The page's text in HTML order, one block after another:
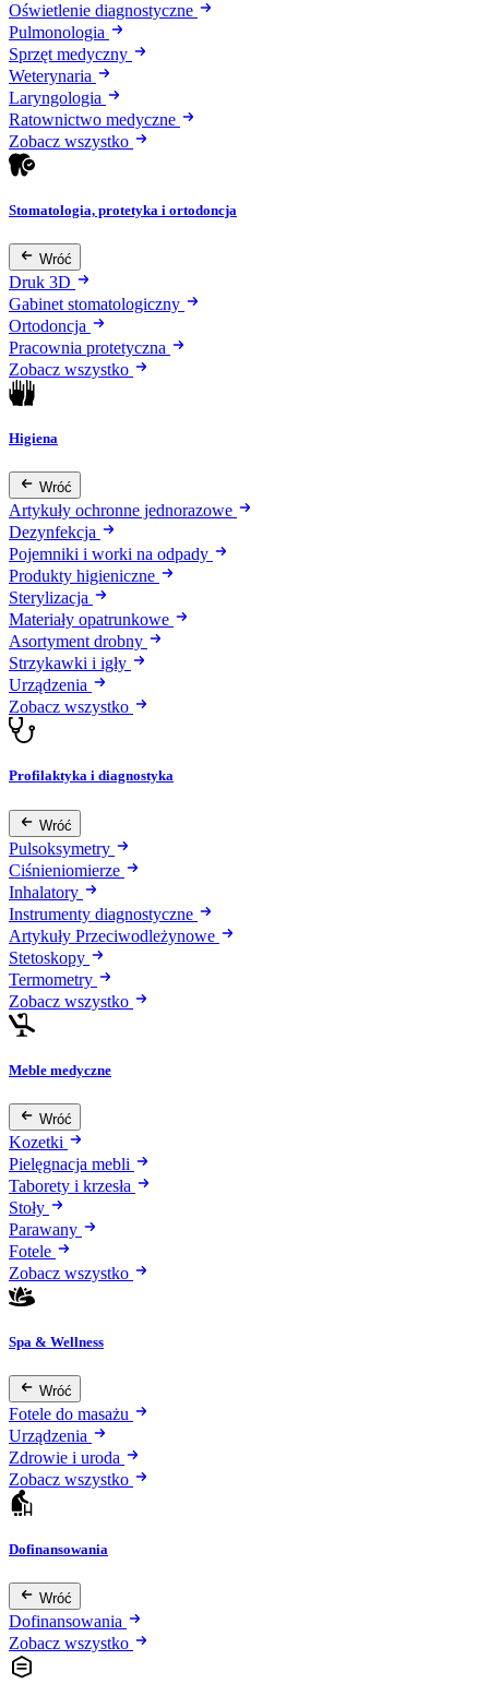
Oświetlenie diagnostyczne
Pulmonologia
Sprzęt medyczny
Weterynaria
Laryngologia
Ratownictwo medyczne
Zobacz wszystko
Stomatologia, protetyka i ortodoncja
Wróć
Druk 3D
Gabinet stomatologiczny
Ortodoncja
Pracownia protetyczna
Zobacz wszystko
Higiena
Wróć
Artykuły ochronne jednorazowe
Dezynfekcja
Pojemniki i worki na odpady
Produkty higieniczne
Sterylizacja
Materiały opatrunkowe
Asortyment drobny
Strzykawki i igły
Urządzenia
Zobacz wszystko
Profilaktyka i diagnostyka
Wróć
Pulsoksymetry
Ciśnieniomierze
Inhalatory
Instrumenty diagnostyczne
Artykuły Przeciwodleżynowe
Stetoskopy
Termometry
Zobacz wszystko
Meble medyczne
Wróć
Kozetki
Pielęgnacja mebli
Taborety i krzesła
Stoły
Parawany
Fotele
Zobacz wszystko
Spa & Wellness
Wróć
Fotele do masażu
Urządzenia
Zdrowie i uroda
Zobacz wszystko
Dofinansowania
Wróć
Dofinansowania
Zobacz wszystko